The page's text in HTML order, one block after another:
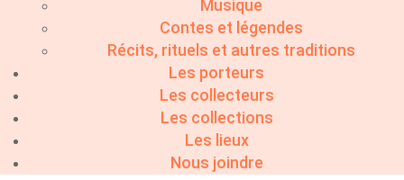
Musique
Contes et légendes
Récits, rituels et autres traditions
Les porteurs
Les collecteurs
Les collections
Les lieux
Nous joindre